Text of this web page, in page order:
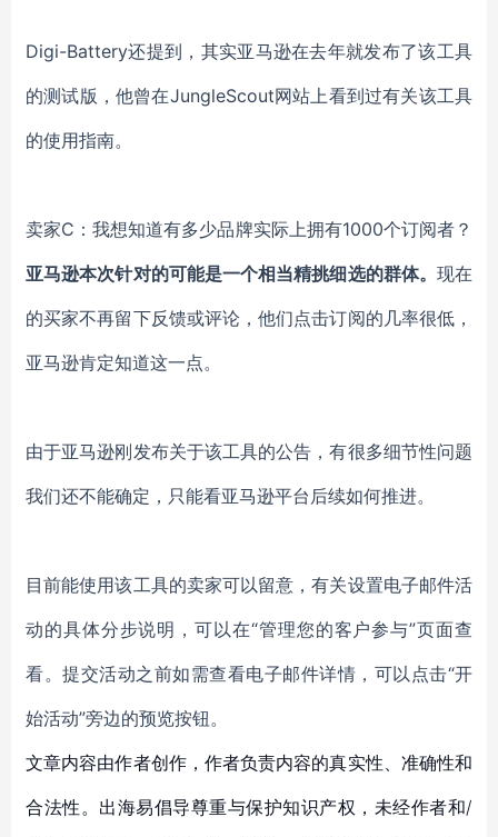
Digi-Battery还提到，其实亚马逊在去年就发布了该工具
的测试版，他曾在JungleScout网站上看到过有关该工具
的使用指南。
卖家C：我想知道有多少品牌实际上拥有1000个订阅者？
亚马逊本次针对的可能是一个相当精挑细选的群体。 现在
的买家不再留下反馈或评论，他们点击订阅的几率很低，
亚马逊肯定知道这一点。
由于亚马逊刚发布关于该工具的公告，有很多细节性问题
我们还不能确定，只能看亚马逊平台后续如何推进。
目前能使用该工具的卖家可以留意，有关设置电子邮件活
动的具体分步说明，可以在“管理您的客户参与”页面查
看。提交活动之前如需查看电子邮件详情，可以点击“开
始活动”旁边的预览按钮。
文章内容由作者创作，作者负责内容的真实性、准确性和
合法性。出海易倡导尊重与保护知识产权，未经作者和/